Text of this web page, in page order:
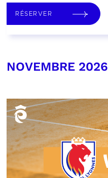
RÉSERVER
NOVEMBRE 2026